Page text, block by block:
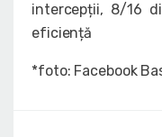
intercepții, 8/16
eficiență
*foto: Facebook